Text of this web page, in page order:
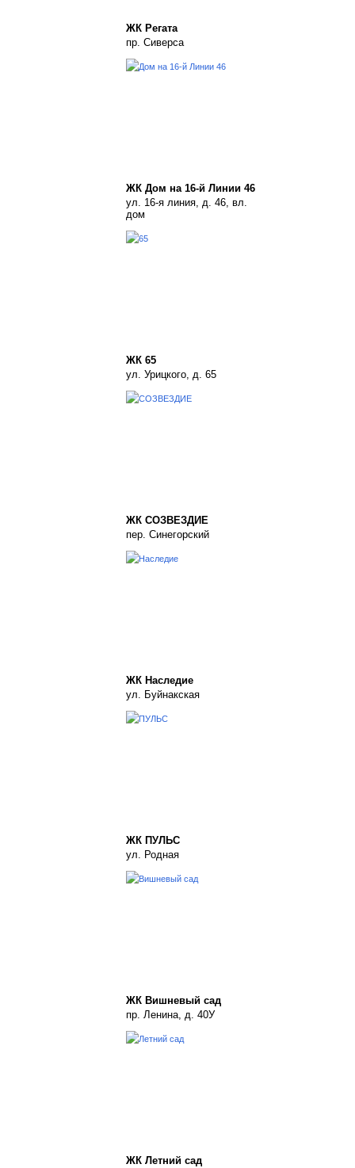
ЖК Регата
пр. Сиверса
ЖК Дом на 16-й Линии 46
ул. 16-я линия, д. 46, вл.
дом
ЖК 65
ул. Урицкого, д. 65
ЖК СОЗВЕЗДИЕ
пер. Синегорский
ЖК Наследие
ул. Буйнакская
ЖК ПУЛЬС
ул. Родная
ЖК Вишневый сад
пр. Ленина, д. 40У
ЖК Летний сад